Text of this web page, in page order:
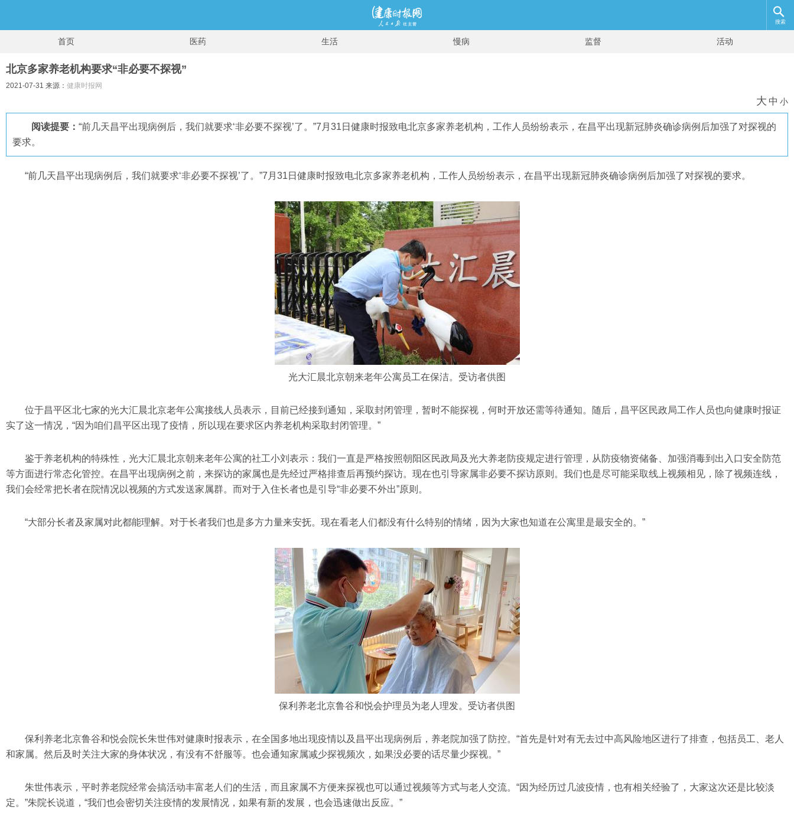
搜索
首页 医药 生活 慢病 监督 活动
北京多家养老机构要求“非必要不探视”
2021-07-31 来源： 健康时报网
大 中 小
阅读提要： “前几天昌平出现病例后，我们就要求‘非必要不探视’了。”7月31日健康时报致电北京多家养老机构，工作人员纷纷表示，在昌平出现新冠肺炎确诊病例后加强了对探视的
要求。
“前几天昌平出现病例后，我们就要求‘非必要不探视’了。”7月31日健康时报致电北京多家养老机构，工作人员纷纷表示，在昌平出现新冠肺炎确诊病例后加强了对探视的要求。
光大汇晨北京朝来老年公寓员工在保洁。受访者供图
位于昌平区北七家的光大汇晨北京老年公寓接线人员表示，目前已经接到通知，采取封闭管理，暂时不能探视，何时开放还需等待通知。随后，昌平区民政局工作人员也向健康时报证
实了这一情况，“因为咱们昌平区出现了疫情，所以现在要求区内养老机构采取封闭管理。”
鉴于养老机构的特殊性，光大汇晨北京朝来老年公寓的社工小刘表示：我们一直是严格按照朝阳区民政局及光大养老防疫规定进行管理，从防疫物资储备、加强消毒到出入口安全防范
等方面进行常态化管控。在昌平出现病例之前，来探访的家属也是先经过严格排查后再预约探访。现在也引导家属非必要不探访原则。我们也是尽可能采取线上视频相见，除了视频连线，
我们会经常把长者在院情况以视频的方式发送家属群。而对于入住长者也是引导“非必要不外出”原则。
“大部分长者及家属对此都能理解。对于长者我们也是多方力量来安抚。现在看老人们都没有什么特别的情绪，因为大家也知道在公寓里是最安全的。”
保利养老北京鲁谷和悦会护理员为老人理发。受访者供图
保利养老北京鲁谷和悦会院长朱世伟对健康时报表示，在全国多地出现疫情以及昌平出现病例后，养老院加强了防控。“首先是针对有无去过中高风险地区进行了排查，包括员工、老人
和家属。然后及时关注大家的身体状况，有没有不舒服等。也会通知家属减少探视频次，如果没必要的话尽量少探视。”
朱世伟表示，平时养老院经常会搞活动丰富老人们的生活，而且家属不方便来探视也可以通过视频等方式与老人交流。“因为经历过几波疫情，也有相关经验了，大家这次还是比较淡
定。”朱院长说道，“我们也会密切关注疫情的发展情况，如果有新的发展，也会迅速做出反应。”